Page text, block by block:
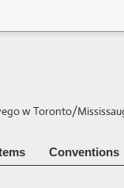
w Toronto/
Conventions